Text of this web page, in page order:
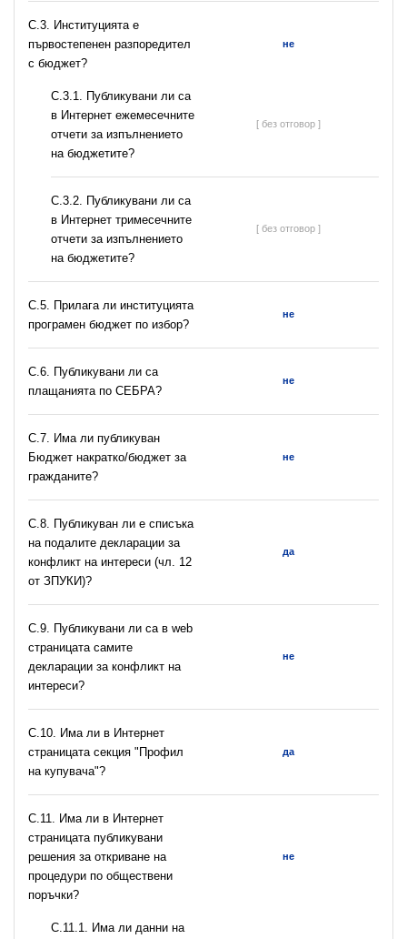
C.3. Институцията е
първостепенен разпоредител
с бюджет?
не
С.3.1. Публикувани ли са
в Интернет ежемесечните
отчети за изпълнението
на бюджетите?
[ без отговор ]
С.3.2. Публикувани ли са
в Интернет тримесечните
отчети за изпълнението
на бюджетите?
[ без отговор ]
С.5. Прилага ли институцията
програмен бюджет по избор?
не
С.6. Публикувани ли са
плащанията по СЕБРА?
не
С.7. Има ли публикуван
Бюджет накратко/бюджет за
гражданите?
не
C.8. Публикуван ли е списъка
на подалите декларации за
конфликт на интереси (чл. 12
от ЗПУКИ)?
да
C.9. Публикувани ли са в web
страницата самите
декларации за конфликт на
интереси?
не
C.10. Има ли в Интернет
страницата секция "Профил
на купувача"?
да
С.11. Има ли в Интернет
страницата публикувани
решения за откриване на
процедури по обществени
поръчки?
не
С.11.1. Има ли данни на